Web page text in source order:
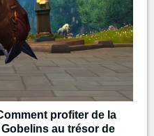
profiter de la
au trésor de